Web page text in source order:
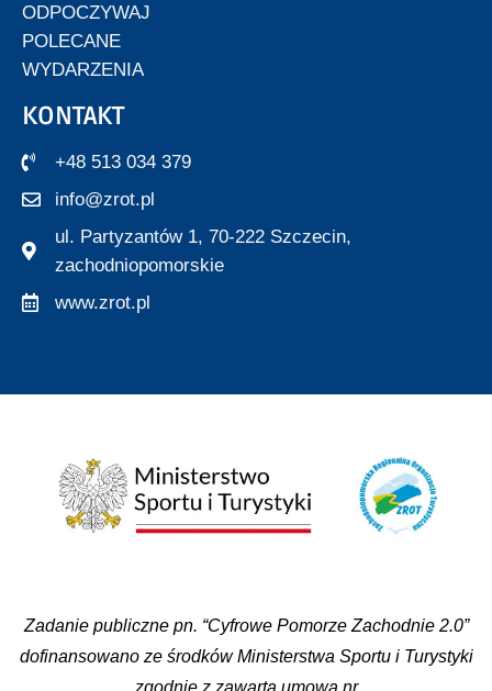
ODPOCZYWAJ
POLECANE
WYDARZENIA
KONTAKT
+48 513 034 379
info@zrot.pl
ul. Partyzantów 1, 70-222 Szczecin,
zachodniopomorskie
www.zrot.pl
Zadanie publiczne pn. “Cyfrowe Pomorze Zachodnie 2.0”
dofinansowano ze środków Ministerstwa Sportu i Turystyki
zgodnie z zawartą umową nr